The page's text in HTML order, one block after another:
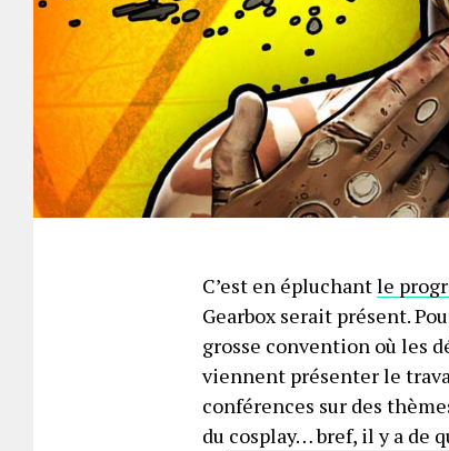
C’est en épluchantle
Gearbox serait présent.
grosse convention où les
viennent présenter le
conférences sur des
du cosplay… bref, il y a de